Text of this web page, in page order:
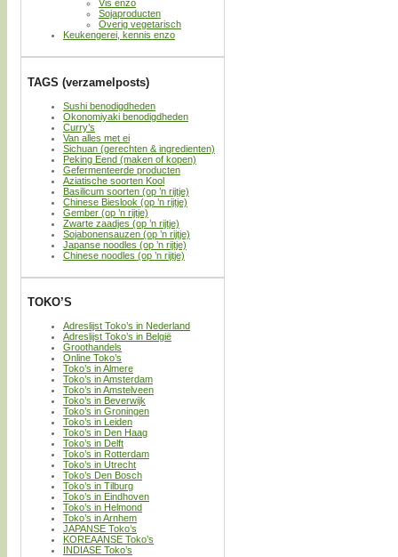
Vis enzo
Sojaproducten
Overig vegetarisch
Keukengerei, kennis enzo
TAGS (verzamelposts)
Sushi benodigdheden
Okonomiyaki benodigdheden
Curry’s
Van alles met ei
Sichuan (gerechten & ingredienten)
Peking Eend (maken of kopen)
Gefermenteerde producten
Aziatische soorten Kool
Basilicum soorten (op ’n rijtje)
Chinese Bieslook (op ’n rijtje)
Gember (op ’n rijtje)
Zwarte zaadjes (op ’n rijtje)
Sojabonensauzen (op ’n rijtje)
Japanse noodles (op ’n rijtje)
Chinese noodles (op ’n rijtje)
TOKO’S
Adreslijst Toko’s in Nederland
Adreslijst Toko’s in België
Groothandels
Online Toko’s
Toko’s in Almere
Toko’s in Amsterdam
Toko’s in Amstelveen
Toko’s in Beverwijk
Toko’s in Groningen
Toko’s in Leiden
Toko’s in Den Haag
Toko’s in Delft
Toko’s in Rotterdam
Toko’s in Utrecht
Toko’s Den Bosch
Toko’s in Tilburg
Toko’s in Eindhoven
Toko’s in Helmond
Toko’s in Arnhem
JAPANSE Toko’s
KOREAANSE Toko’s
INDIASE Toko’s